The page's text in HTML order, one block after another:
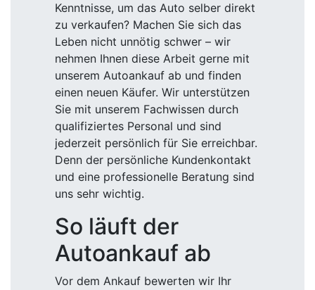
Kenntnisse, um das Auto selber direkt
zu verkaufen? Machen Sie sich das
Leben nicht unnötig schwer – wir
nehmen Ihnen diese Arbeit gerne mit
unserem Autoankauf ab und finden
einen neuen Käufer. Wir unterstützen
Sie mit unserem Fachwissen durch
qualifiziertes Personal und sind
jederzeit persönlich für Sie erreichbar.
Denn der persönliche Kundenkontakt
und eine professionelle Beratung sind
uns sehr wichtig.
So läuft der
Autoankauf ab
Vor dem Ankauf bewerten wir Ihr